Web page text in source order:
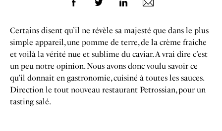
Certains disent qu’il ne révèle sa majesté que dans le plus
simple appareil, une pomme de terre, de la crème fraîche
et voilà la vérité nue et sublime du caviar. A vrai dire c’est
un peu notre opinion. Nous avons donc voulu savoir ce
qu’il donnait en gastronomie, cuisiné à toutes les sauces.
Direction le tout nouveau restaurant Petrossian, pour un
tasting salé.